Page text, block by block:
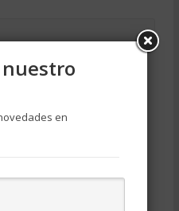
y web en este
que comente.
nuestro
en